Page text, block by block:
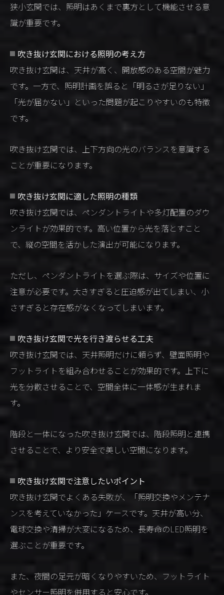
狭小玄関では、照明はあくまで裏方として機能させる意
識が重要です。
吹き抜け玄関における照明の考え方
吹き抜け玄関は、天井が高く、開放感のある空間が魅力
です。一方で、照明計画を誤ると「明るさが足りない」
「光が届かない」といった問題が起こりやすいのも特徴
です。
吹き抜け玄関では、上下方向の光のバランスを意識する
ことが重要になります。
吹き抜け玄関に適した照明の種類
吹き抜け玄関では、ペンダントライトや多灯配置のダウ
ンライトが効果的です。高い位置から光を落とすこと
で、縦の空間を活かした演出が可能になります。
ただし、ペンダントライトを選ぶ際は、サイズや位置に
注意が必要です。大きすぎると圧迫感が出てしまい、小
さすぎると存在感がなくなってしまいます。
吹き抜け玄関で光を行き渡らせる工夫
吹き抜け玄関では、天井照明だけに頼らず、壁面照明や
フットライトを組み合わせることが効果的です。上下に
光を分散させることで、空間全体に一体感が生まれま
す。
階段と一体になった吹き抜け玄関では、階段照明と連携
させることで、より安全で美しい空間になります。
吹き抜け玄関で注意したいポイント
吹き抜け玄関でよくある失敗が、「照明交換やメンテナ
ンスを考えていなかった」ケースです。天井が高い分、
電球交換や清掃が大変になるため、長寿命のLED照明を
選ぶことが重要です。
また、夜間の足元が暗くなりやすいため、フットライト
やセンサー照明を併用すると安心です。